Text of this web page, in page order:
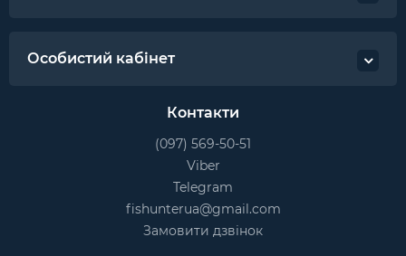
Особистий кабінет
Контакти
(097) 569-50-51
Viber
Telegram
fishunterua@gmail.com
Замовити дзвінок